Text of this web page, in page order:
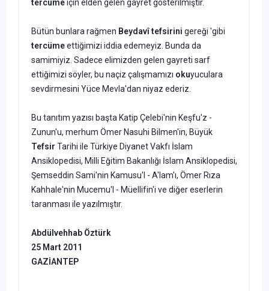
tercümeiçin elden gelen gayret gösterilmiştir.
Bütün bunlara rağmen Beydavî tefsirini gereği 'gibi
tercümeetti­ğimizi iddia edemeyiz. Bunda da
samimiyiz. Sadece elimizden gelen gayreti sarf
ettiğimizi söyler, bu naçiz çalışmamızı okuyuculara
sev­dirmesini Yüce Mevla'dan niyaz ederiz.
Bu tanıtım yazısı başta Katip Çelebi'nin Keşfu'z -
Zunun'u, mer­hum Ömer Nasuhi Bilmen'in, Büyük
Tefsir Tarihi ile Türkiye Diyanet Vakfı İslam
Ansiklopedisi, Milli Eğitim Bakanlığı İslam Ansiklopedi­si,
Şemseddin Sami'nin Kamusu'l - A'lam'ı, Ömer Rıza
Kahhale'nin Mucemu'l - Müellifin'i ve diğer eserlerin
taranması ile yazılmıştır.
Abd ülvehhab Öztürk
25 Mart 2011
GAZİANTEP